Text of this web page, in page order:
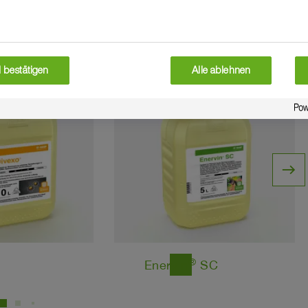
Enervin ® SC
east
bestätigen Alle ablehnen